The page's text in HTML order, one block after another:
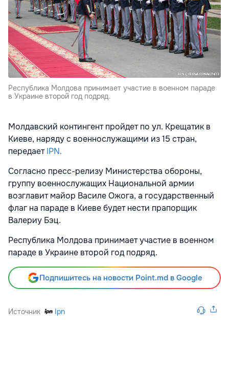
Республика Молдова принимает участие в военном параде
в Украине второй год подряд.
Молдавский контингент пройдет по ул. Крещатик в
Киеве, наряду с военнослужащими из 15 стран,
передаетIPN.
Согласно пресс-релизу Министерства обороны,
группу военнослужащих Национальной армии
возглавит майор Василе Ожога, а государственный
флаг на параде в Киеве будет нести прапорщик
Валериу Бэц.
Республика Молдова принимает участие в военном
параде в Украине второй год подряд.
Подпишитесь на новости Point.md в Google
Источник Ipn